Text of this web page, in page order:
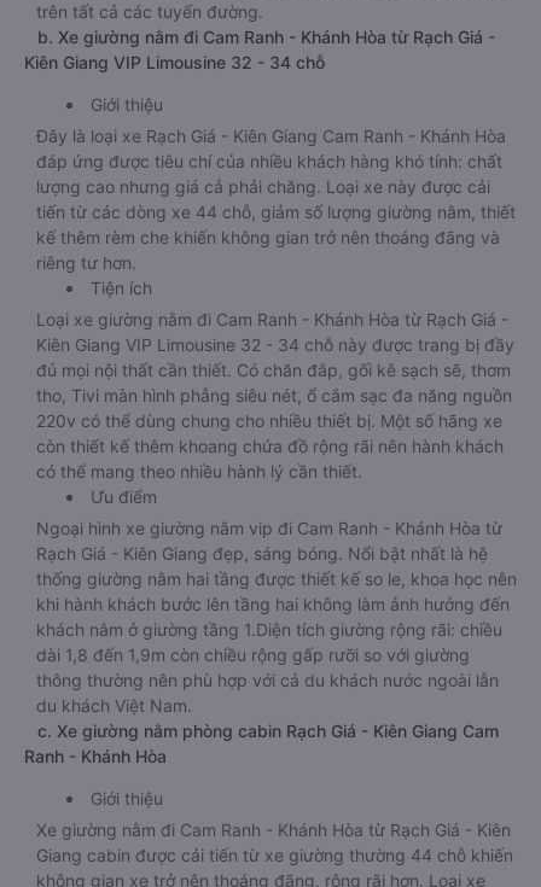
trên tất cả các tuyến đường.
b. Xe giường nằm đi Cam Ranh - Khánh Hòa từ Rạch Giá -
Kiên Giang VIP Limousine 32 - 34 chỗ
Giới thiệu
Đây là loại xe Rạch Giá - Kiên Giang Cam Ranh - Khánh Hòa
đáp ứng được tiêu chí của nhiều khách hàng khó tính: chất
lượng cao nhưng giá cả phải chăng. Loại xe này được cải
tiến từ các dòng xe 44 chỗ, giảm số lượng giường nằm, thiết
kế thêm rèm che khiến không gian trở nên thoáng đãng và
riêng tư hơn.
Tiện ích
Loại xe giường nằm đi Cam Ranh - Khánh Hòa từ Rạch Giá -
Kiên Giang VIP Limousine 32 - 34 chỗ này được trang bị đầy
đủ mọi nội thất cần thiết. Có chăn đắp, gối kê sạch sẽ, thơm
tho, Tivi màn hình phẳng siêu nét, ổ cắm sạc đa năng nguồn
220v có thể dùng chung cho nhiều thiết bị. Một số hãng xe
còn thiết kế thêm khoang chứa đồ rộng rãi nên hành khách
có thể mang theo nhiều hành lý cần thiết.
Ưu điểm
Ngoại hình xe giường nằm vip đi Cam Ranh - Khánh Hòa từ
Rạch Giá - Kiên Giang đẹp, sáng bóng. Nổi bật nhất là hệ
thống giường nằm hai tầng được thiết kế so le, khoa học nên
khi hành khách bước lên tầng hai không làm ảnh hưởng đến
khách nằm ở giường tầng 1.Diện tích giường rộng rãi: chiều
dài 1,8 đến 1,9m còn chiều rộng gấp rưỡi so với giường
thông thường nên phù hợp với cả du khách nước ngoài lẫn
du khách Việt Nam.
c. Xe giường nằm phòng cabin Rạch Giá - Kiên Giang Cam
Ranh - Khánh Hòa
Giới thiệu
Xe giường nằm đi Cam Ranh - Khánh Hòa từ Rạch Giá - Kiên
Giang cabin được cải tiến từ xe giường thường 44 chỗ khiến
không gian xe trở nên thoáng đãng, rộng rãi hơn. Loại xe